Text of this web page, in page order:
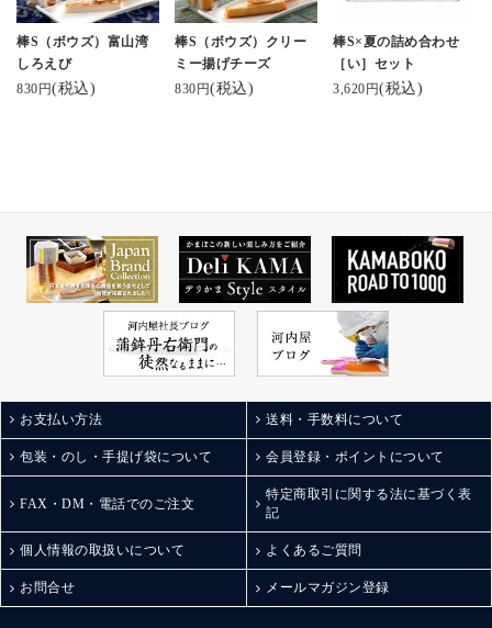
棒S（ボウズ）富山湾
しろえび
830円(税込)
棒S（ボウズ）クリー
ミー揚げチーズ
830円(税込)
棒S×夏の詰め合わせ
［い］セット
3,620円(税込)
お支払い方法 送料・手数料について
包装・のし・手提げ袋について 会員登録・ポイントについて
FAX・DM・電話でのご注文
特定商取引に関する法に基づく表
記
個人情報の取扱いについて よくあるご質問
お問合せ メールマガジン登録